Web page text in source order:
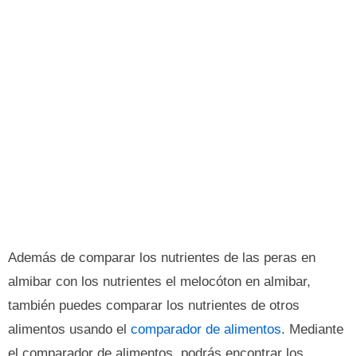
Además de comparar los nutrientes de las peras en
almibar con los nutrientes el melocóton en almibar,
también puedes comparar los nutrientes de otros
alimentos usando el comparador de alimentos. Mediante